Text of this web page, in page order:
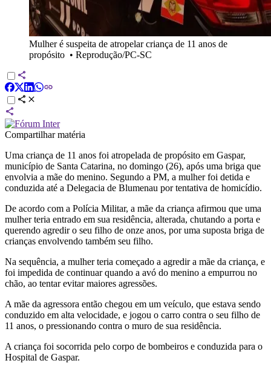
Mulher é suspeita de atropelar criança de 11 anos de
propósito • Reprodução/PC-SC
Compartilhar matéria
Uma criança de 11 anos foi atropelada de propósito em Gaspar,
município de Santa Catarina, no domingo (26), após uma briga que
envolvia a mãe do menino. Segundo a PM, a mulher foi detida e
conduzida até a Delegacia de Blumenau por tentativa de homicídio.
De acordo com a Polícia Militar, a mãe da criança afirmou que uma
mulher teria entrado em sua residência, alterada, chutando a porta e
querendo agredir o seu filho de onze anos, por uma suposta briga de
crianças envolvendo também seu filho.
Na sequência, a mulher teria começado a agredir a mãe da criança, e
foi impedida de continuar quando a avó do menino a empurrou no
chão, ao tentar evitar maiores agressões.
A mãe da agressora então chegou em um veículo, que estava sendo
conduzido em alta velocidade, e jogou o carro contra o seu filho de
11 anos, o pressionando contra o muro de sua residência.
A criança foi socorrida pelo corpo de bombeiros e conduzida para o
Hospital de Gaspar.